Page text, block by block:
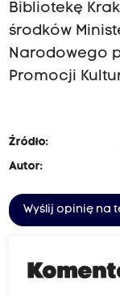
Bibliotekę
środków
Narodowego
Promocji
Źródło:
Autor:
Wyślij opinię na